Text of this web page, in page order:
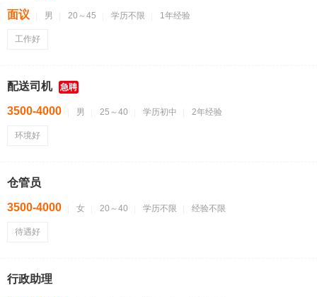
面议 男 20～45 学历不限 1年经验
工作好
配送司机 急聘
3500-4000 男 25～40 学历初中 2年经验
环境好
仓管员
3500-4000 女 20～40 学历不限 经验不限
待遇好
行政助理